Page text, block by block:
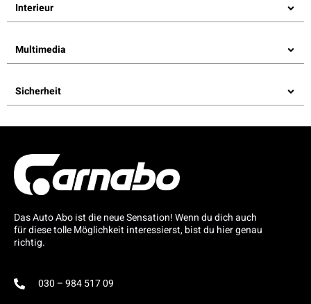
Interieur
Multimedia
Sicherheit
Das Auto Abo ist die neue Sensation! Wenn du dich auch
für diese tolle Möglichkeit interessierst, bist du hier genau
richtig.
030 – 984 517 09